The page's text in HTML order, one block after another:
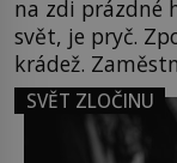
na zdi prázdné
svět, je pryč.
krádež.
Lisa je jen v
Když se ukáže
honů na
SVĚT ZLOČINU